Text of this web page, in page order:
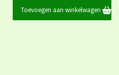
Toevoegen aan winkelwagen